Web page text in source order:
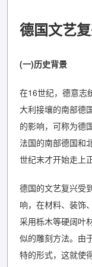
德国文艺
(一)历史背景
在16世纪，德意志
大利接壤的南部德
的影响，可称为德
法国的南部德国和
世纪末才开始走上
德国的文艺复兴受
响，在材料、装饰
采用栎木等硬阔叶
似的雕刻方法。由
特的形式，这就使